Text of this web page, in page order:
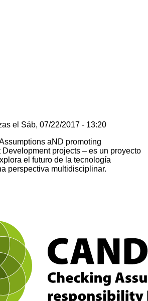
el Sáb, 07/22/2017 - 13:20
aND promoting
projects – es un proyecto
el futuro de la tecnología
perspectiva multidisciplinar.